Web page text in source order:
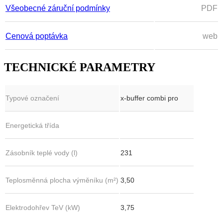
Všeobecné záruční podmínky PDF
Cenová poptávka web
TECHNICKÉ PARAMETRY
Typové označení x-buffer combi pro
Energetická třída
Zásobník teplé vody (l) 231
Teplosměnná plocha výměníku (m²) 3,50
Elektrodohřev TeV (kW) 3,75